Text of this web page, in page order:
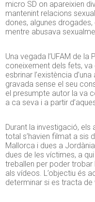
micro SD on apareixien
mantenint relacions
dones, algunes
mentre abusava
Una vegada l’UFAM de
coneixement dels fets,
esbrinar l’existència
gravada sense el seu
el presumpte autor la va
a ca seva i a partir
Durant la investigació,
total s’havien filmat a sis
Mallorca i dues a
dues de les víctimes, a
treballen per poder
als vídeos. L’objectiu és
determinar si es tracta